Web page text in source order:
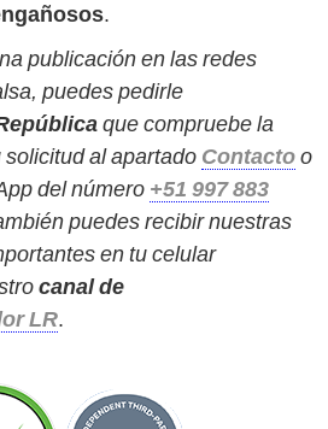
.
publicación en las redes
puedes pedirle
que compruebe la
al apartado Contactoo
del número +51 997 883
puedes recibir nuestras
en tu celular
canal de
LR.